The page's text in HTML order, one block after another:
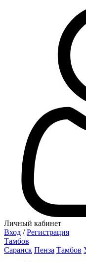
Личный кабинет
Вход / Регистрация
Тамбов
Саранск Пенза Тамбов